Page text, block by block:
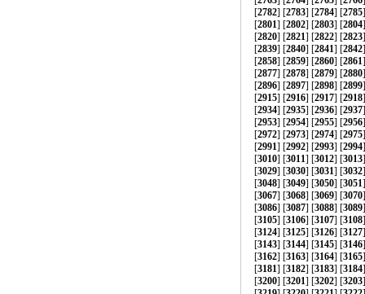
[2782] [2783] [2784] [2785
[2801] [2802] [2803] [2804
[2820] [2821] [2822] [2823
[2839] [2840] [2841] [2842
[2858] [2859] [2860] [2861
[2877] [2878] [2879] [2880
[2896] [2897] [2898] [2899
[2915] [2916] [2917] [2918
[2934] [2935] [2936] [2937
[2953] [2954] [2955] [2956
[2972] [2973] [2974] [2975
[2991] [2992] [2993] [2994
[3010] [3011] [3012] [3013
[3029] [3030] [3031] [3032
[3048] [3049] [3050] [3051
[3067] [3068] [3069] [3070
[3086] [3087] [3088] [3089
[3105] [3106] [3107] [3108
[3124] [3125] [3126] [3127
[3143] [3144] [3145] [3146
[3162] [3163] [3164] [3165
[3181] [3182] [3183] [3184
[3200] [3201] [3202] [3203